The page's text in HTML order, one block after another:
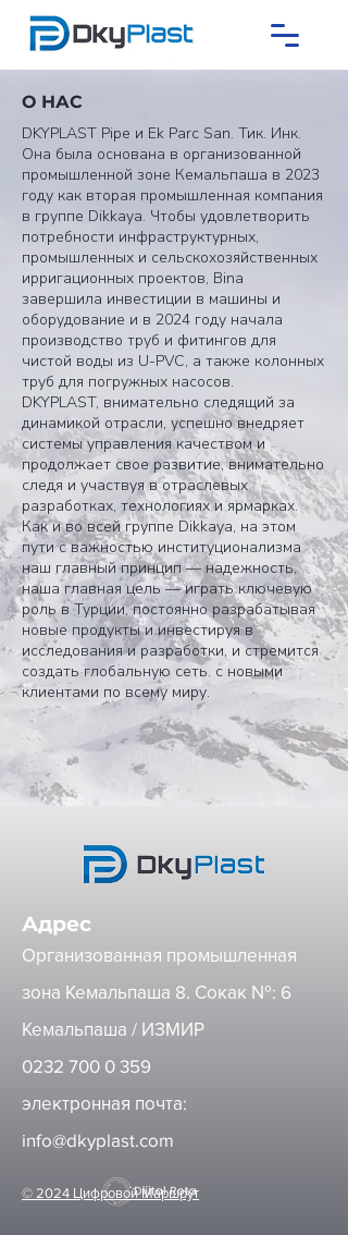
О НАС
DKYPLAST Pipe и Ek Parc San. Тик. Инк.
Она была основана в организованной
промышленной зоне Кемальпаша в 2023
году как вторая промышленная компания
в группе Dikkaya. Чтобы удовлетворить
потребности инфраструктурных,
промышленных и сельскохозяйственных
ирригационных проектов, Bina
завершила инвестиции в машины и
оборудование и в 2024 году начала
производство труб и фитингов для
чистой воды из U-PVC, а также колонных
труб для погружных насосов.
DKYPLAST, внимательно следящий за
динамикой отрасли, успешно внедряет
системы управления качеством и
продолжает свое развитие, внимательно
следя и участвуя в отраслевых
разработках, технологиях и ярмарках.
Как и во всей группе Dikkaya, на этом
пути с важностью институционализма
наш главный принцип — надежность,
наша главная цель — играть ключевую
роль в Турции, постоянно разрабатывая
новые продукты и инвестируя в
исследования и разработки, и стремится
создать глобальную сеть. с новыми
клиентами по всему миру.
Адрес
Организованная промышленная
зона Кемальпаша 8. Сокак №: 6
Кемальпаша / ИЗМИР
0232 700 0 359
электронная почта:
info@dkyplast.com
© 2024 Цифровой Маршрут